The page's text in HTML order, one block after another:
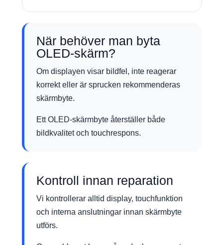
När behöver man byta
OLED-skärm?
Om displayen visar bildfel, inte reagerar
korrekt eller är sprucken rekommenderas
skärmbyte.
Ett OLED-skärmbyte återställer både
bildkvalitet och touchrespons.
Kontroll innan reparation
Vi kontrollerar alltid display, touchfunktion
och interna anslutningar innan skärmbyte
utförs.